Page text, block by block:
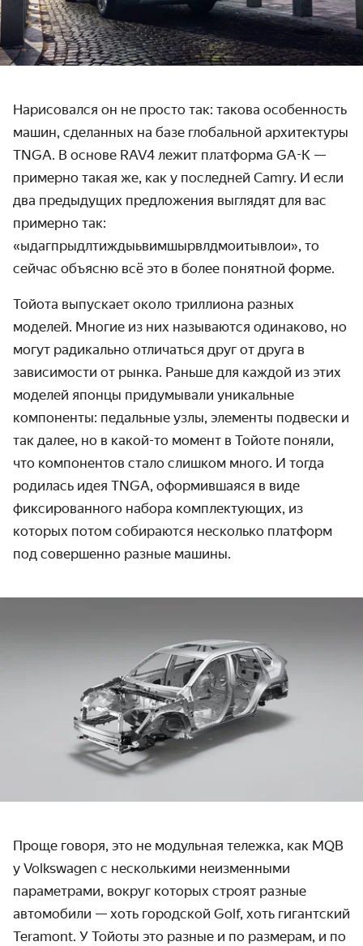
Нарисовался он не просто так: такова особенность
машин, сделанных на базе глобальной архитектуры
TNGA. В основе RAV4 лежит платформа GA-K —
примерно такая же, как у последней Camry. И если
два предыдущих предложения выглядят для вас
примерно так:
«ыдагпрыдлтиждыьвимшырвлдмоитывлои», то
сейчас объясню всё это в более понятной форме.
Тойота выпускает около триллиона разных
моделей. Многие из них называются одинаково, но
могут радикально отличаться друг от друга в
зависимости от рынка. Раньше для каждой из этих
моделей японцы придумывали уникальные
компоненты: педальные узлы, элементы подвески и
так далее, но в какой-то момент в Тойоте поняли,
что компонентов стало слишком много. И тогда
родилась идея TNGA, оформившаяся в виде
фиксированного набора комплектующих, из
которых потом собираются несколько платформ
под совершенно разные машины.
Проще говоря, это не модульная тележка, как MQB
у Volkswagen с несколькими неизменными
параметрами, вокруг которых строят разные
автомобили — хоть городской Golf, хоть гигантский
Teramont. У Тойоты это разные и по размерам, и по